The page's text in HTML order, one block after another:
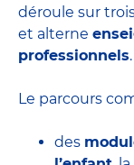
déroule sur
et alterne
professionnels.
Le parcours
des